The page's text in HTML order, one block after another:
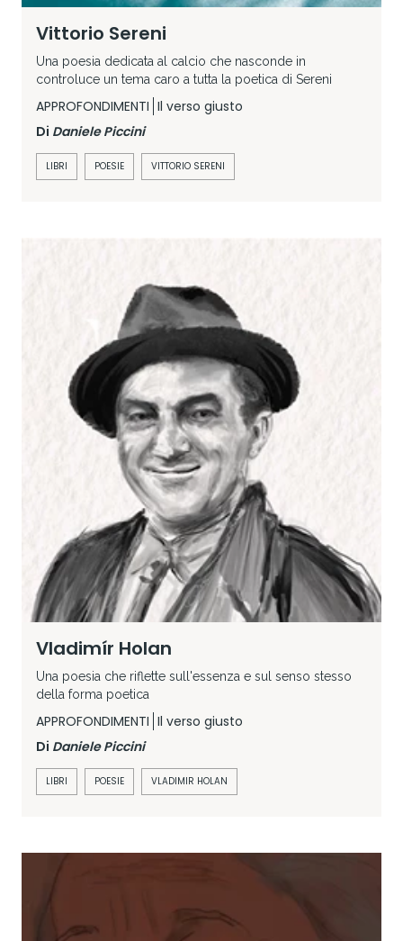
Vittorio Sereni
Una poesia dedicata al calcio che nasconde in
controluce un tema caro a tutta la poetica di Sereni
APPROFONDIMENTI Il verso giusto
Di Daniele Piccini
LIBRI POESIE VITTORIO SERENI
Vladimír Holan
Una poesia che riflette sull'essenza e sul senso stesso
della forma poetica
APPROFONDIMENTI Il verso giusto
Di Daniele Piccini
LIBRI POESIE VLADIMIR HOLAN